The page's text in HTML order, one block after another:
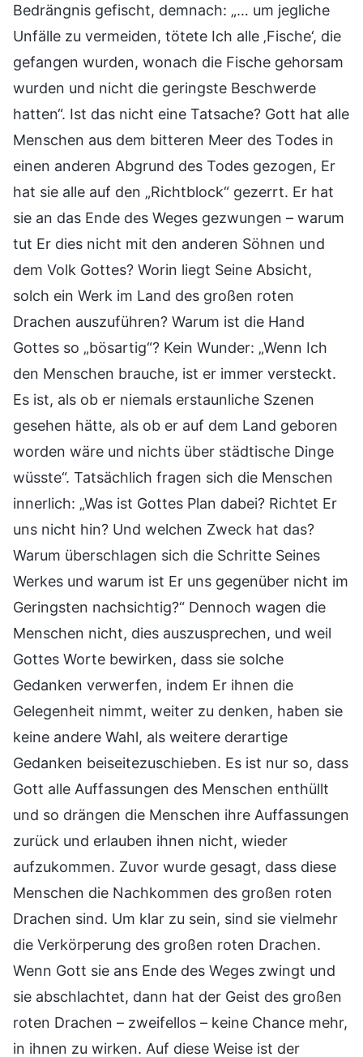
Bedrängnis gefischt, demnach: „… um jegliche
Unfälle zu vermeiden, tötete Ich alle ‚Fische‘, die
gefangen wurden, wonach die Fische gehorsam
wurden und nicht die geringste Beschwerde
hatten“. Ist das nicht eine Tatsache? Gott hat alle
Menschen aus dem bitteren Meer des Todes in
einen anderen Abgrund des Todes gezogen, Er
hat sie alle auf den „Richtblock“ gezerrt. Er hat
sie an das Ende des Weges gezwungen – warum
tut Er dies nicht mit den anderen Söhnen und
dem Volk Gottes? Worin liegt Seine Absicht,
solch ein Werk im Land des großen roten
Drachen auszuführen? Warum ist die Hand
Gottes so „bösartig“? Kein Wunder: „Wenn Ich
den Menschen brauche, ist er immer versteckt.
Es ist, als ob er niemals erstaunliche Szenen
gesehen hätte, als ob er auf dem Land geboren
worden wäre und nichts über städtische Dinge
wüsste“. Tatsächlich fragen sich die Menschen
innerlich: „Was ist Gottes Plan dabei? Richtet Er
uns nicht hin? Und welchen Zweck hat das?
Warum überschlagen sich die Schritte Seines
Werkes und warum ist Er uns gegenüber nicht im
Geringsten nachsichtig?“ Dennoch wagen die
Menschen nicht, dies auszusprechen, und weil
Gottes Worte bewirken, dass sie solche
Gedanken verwerfen, indem Er ihnen die
Gelegenheit nimmt, weiter zu denken, haben sie
keine andere Wahl, als weitere derartige
Gedanken beiseitezuschieben. Es ist nur so, dass
Gott alle Auffassungen des Menschen enthüllt
und so drängen die Menschen ihre Auffassungen
zurück und erlauben ihnen nicht, wieder
aufzukommen. Zuvor wurde gesagt, dass diese
Menschen die Nachkommen des großen roten
Drachen sind. Um klar zu sein, sind sie vielmehr
die Verkörperung des großen roten Drachen.
Wenn Gott sie ans Ende des Weges zwingt und
sie abschlachtet, dann hat der Geist des großen
roten Drachen – zweifellos – keine Chance mehr,
in ihnen zu wirken. Auf diese Weise ist der